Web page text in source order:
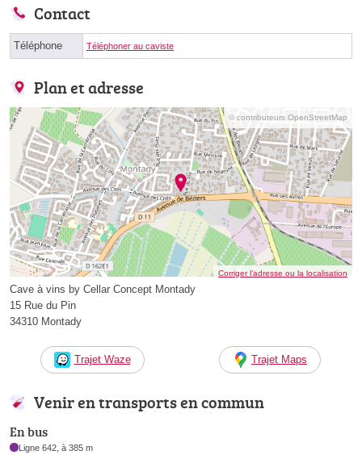
Contact
Téléphone Téléphoner au caviste
Plan et adresse
© contributeurs OpenStreetMap
Corriger l’adresse ou la localisation
Cave à vins by Cellar Concept Montady
15 Rue du Pin
34310 Montady
Trajet Waze Trajet Maps
Venir en transports en commun
En bus
Ligne 642, à 385 m